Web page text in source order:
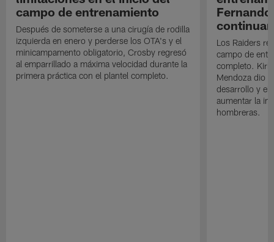
campo de entrenamiento
Después de someterse a una cirugía de rodilla
izquierda en enero y perderse los OTA's y el
minicampamento obligatorio, Crosby regresó
al emparrillado a máxima velocidad durante la
primera práctica con el plantel completo.
Los Raiders
campo de
completo. Kirk
Mendoza dio
desarrollo y el
aumentar la
hombreras.